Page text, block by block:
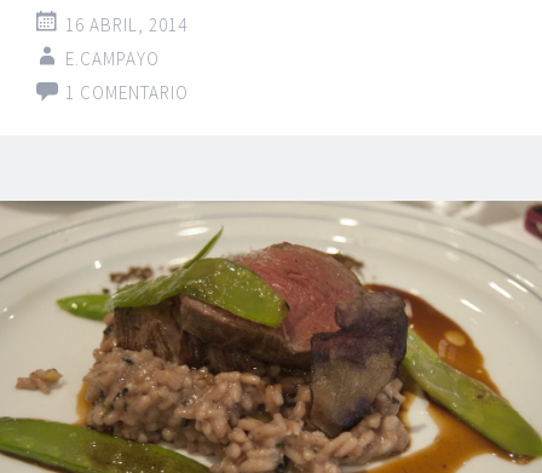
16 ABRIL, 2014
E.CAMPAYO
1 COMENTARIO